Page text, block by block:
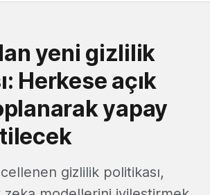
yeni gizlilik
Herkese açık
yapay
gizlilik politikası,